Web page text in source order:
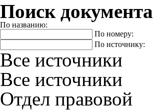
Поиск документа
По названию:
По номеру:
По источнику:
Все источники
Все источники
Отдел правовой